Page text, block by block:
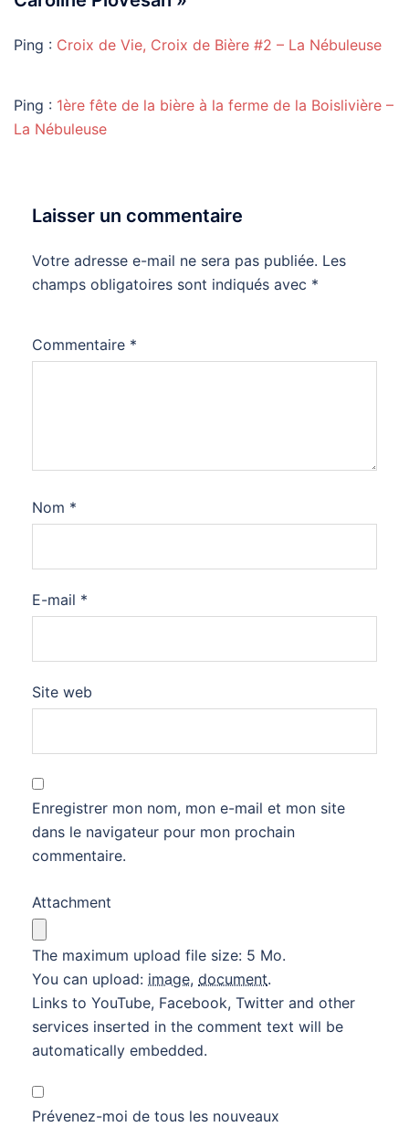
Ping : Croix de Vie, Croix de Bière #2 – La Nébuleuse
Ping : 1ère fête de la bière à la ferme de la Boislivière –
La Nébuleuse
Laisser un commentaire
Votre adresse e-mail ne sera pas publiée. Les
champs obligatoires sont indiqués avec *
Commentaire *
Nom *
E-mail *
Site web
Enregistrer mon nom, mon e-mail et mon site
dans le navigateur pour mon prochain
commentaire.
Attachment
The maximum upload file size: 5 Mo.
You can upload: image, document.
Links to YouTube, Facebook, Twitter and other
services inserted in the comment text will be
automatically embedded.
Prévenez-moi de tous les nouveaux